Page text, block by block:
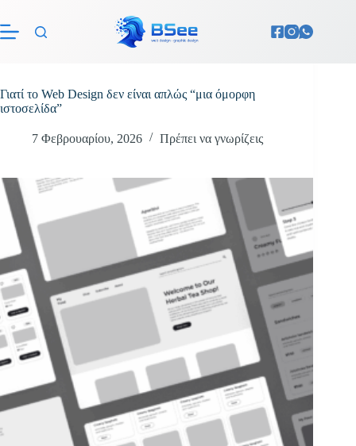
περιεχόμενο
Γιατί το Web Design δεν είναι απλώς “μια όμορφη
ιστοσελίδα”
7 Φεβρουαρίου, 2026 Πρέπει να γνωρίζεις